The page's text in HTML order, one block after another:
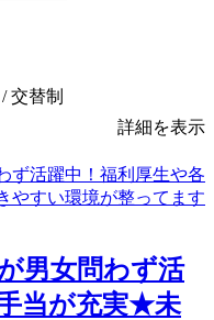
交替制
詳細を表示
男女問わず活
当が充実★未